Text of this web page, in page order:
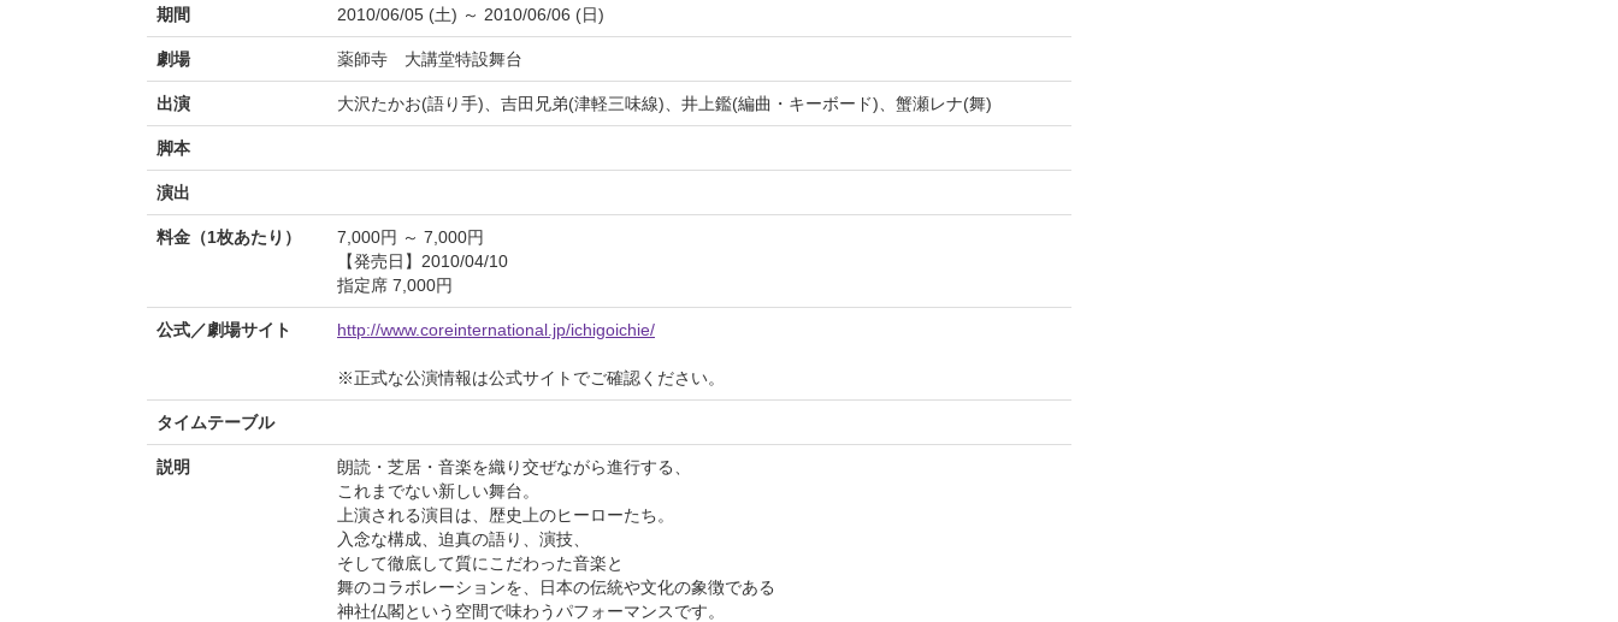
期間 2010/06/05 (土) ～ 2010/06/06 (日)
劇場 薬師寺 大講堂特設舞台
出演 大沢たかお(語り手)、吉田兄弟(津軽三味線)、井上鑑(編曲・キーボード)、蟹瀬レナ(舞)
脚本
演出
料金（1枚あたり）
7,000円 ～ 7,000円
【発売日】2010/04/10
指定席 7,000円
公式／劇場サイト http://www.coreinternational.jp/ichigoichie/
※正式な公演情報は公式サイトでご確認ください。
タイムテーブル
説明
朗読・芝居・音楽を織り交ぜながら進行する、
これまでない新しい舞台。
上演される演目は、歴史上のヒーローたち。
入念な構成、迫真の語り、演技、
そして徹底して質にこだわった音楽と
舞のコラボレーションを、日本の伝統や文化の象徴である
神社仏閣という空間で味わうパフォーマンスです。